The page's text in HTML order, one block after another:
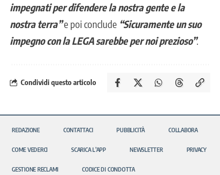
impegnati per difendere la nostra gente e la
nostra terra”e poi conclude “Sicuramente un suo
impegno con la LEGA sarebbe per noi prezioso”.
Condividi questo articolo
REDAZIONE CONTATTACI PUBBLICITÀ COLLABORA
COME VEDERCI SCARICA L’APP NEWSLETTER PRIVACY
GESTIONE RECLAMI CODICE DI CONDOTTA